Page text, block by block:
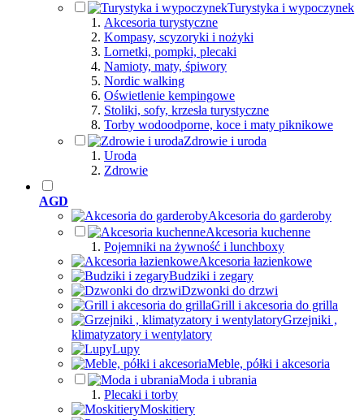
Turystyka i wypoczynek
Akcesoria turystyczne
Kompasy, scyzoryki i nożyki
Lornetki, pompki, plecaki
Namioty, maty, śpiwory
Nordic walking
Oświetlenie kempingowe
Stoliki, sofy, krzesła turystyczne
Torby wodoodporne, koce i maty piknikowe
Zdrowie i uroda
Uroda
Zdrowie
AGD
Akcesoria do garderoby
Akcesoria kuchenne
Pojemniki na żywność i lunchboxy
Akcesoria łazienkowe
Budziki i zegary
Dzwonki do drzwi
Grill i akcesoria do grilla
Grzejniki ,
klimatyzatory i wentylatory
Lupy
Meble, półki i akcesoria
Moda i ubrania
Plecaki i torby
Moskitiery